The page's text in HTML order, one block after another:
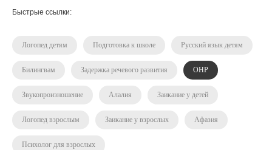
Быстрые ссылки:
Логопед детям Подготовка к школе Русский язык детям
Билингвам Задержка речевого развития ОНР
Звукопроизношение Алалия Заикание у детей
Логопед взрослым Заикание у взрослых Афазия
Психолог для взрослых